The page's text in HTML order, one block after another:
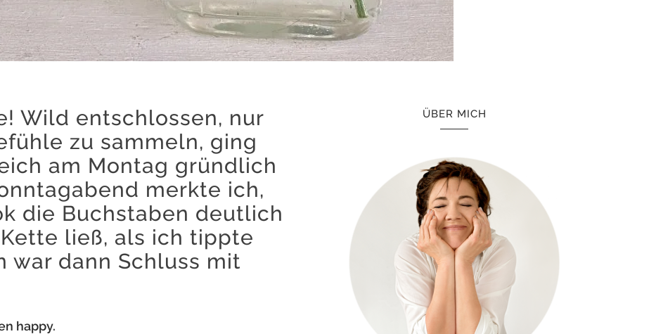
Wild entschlossen, nur
zu sammeln, ging
am Montag gründlich
merkte ich,
die Buchstaben deutlich
ließ, als ich tippte
war dann Schluss mit
happy.
ÜBER MICH